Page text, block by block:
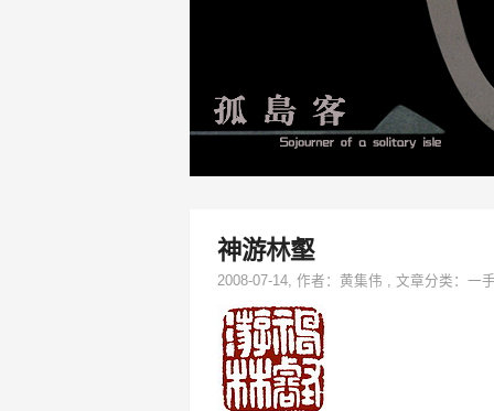
神游林壑
2008-07-14, 作者： 黄集伟 , 文章分类： 一